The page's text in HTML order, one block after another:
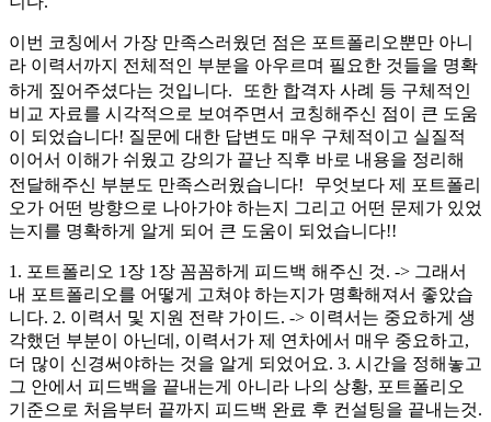
이번 코칭에서 가장 만족스러웠던 점은 포트폴리오뿐만 아니
라 이력서까지 전체적인 부분을 아우르며 필요한 것들을 명확
하게 짚어주셨다는 것입니다. 또한 합격자 사례 등 구체적인
비교 자료를 시각적으로 보여주면서 코칭해주신 점이 큰 도움
이 되었습니다! 질문에 대한 답변도 매우 구체적이고 실질적
이어서 이해가 쉬웠고 강의가 끝난 직후 바로 내용을 정리해
전달해주신 부분도 만족스러웠습니다! 무엇보다 제 포트폴리
오가 어떤 방향으로 나아가야 하는지 그리고 어떤 문제가 있었
는지를 명확하게 알게 되어 큰 도움이 되었습니다!!
1. 포트폴리오 1장 1장 꼼꼼하게 피드백 해주신 것. -> 그래서
내 포트폴리오를 어떻게 고쳐야 하는지가 명확해져서 좋았습
니다. 2. 이력서 및 지원 전략 가이드. -> 이력서는 중요하게 생
각했던 부분이 아닌데, 이력서가 제 연차에서 매우 중요하고,
더 많이 신경써야하는 것을 알게 되었어요. 3. 시간을 정해놓고
그 안에서 피드백을 끝내는게 아니라 나의 상황, 포트폴리오
기준으로 처음부터 끝까지 피드백 완료 후 컨설팅을 끝내는것.